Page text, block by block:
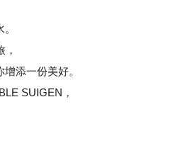
，
添一份美好。
SUIGEN，